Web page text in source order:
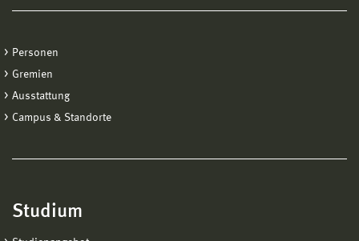
Personen
Gremien
Ausstattung
Campus & Standorte
Studium